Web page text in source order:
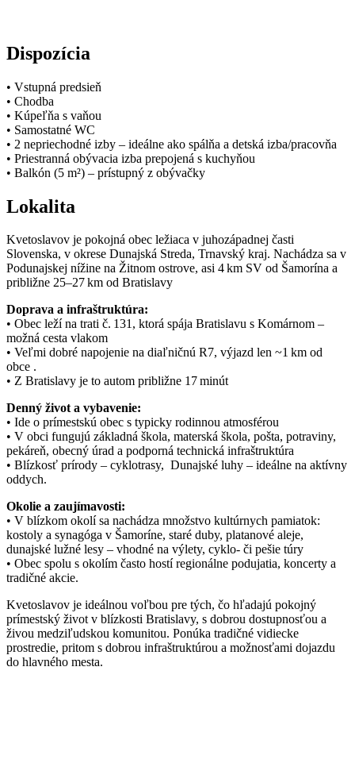
Dispozícia
• Vstupná predsieň
• Chodba
• Kúpeľňa s vaňou
• Samostatné WC
• 2 nepriechodné izby – ideálne ako spálňa a detská izba/pracovňa
• Priestranná obývacia izba prepojená s kuchyňou
• Balkón (5 m²) – prístupný z obývačky
Lokalita
Kvetoslavov je pokojná obec ležiaca v juhozápadnej časti
Slovenska, v okrese Dunajská Streda, Trnavský kraj. Nachádza sa v
Podunajskej nížine na Žitnom ostrove, asi 4 km SV od Šamorína a
približne 25–27 km od Bratislavy
Doprava a infraštruktúra:
• Obec leží na trati č. 131, ktorá spája Bratislavu s Komárnom –
možná cesta vlakom
• Veľmi dobré napojenie na diaľničnú R7, výjazd len ~1 km od
obce .
• Z Bratislavy je to autom približne 17 minút
Denný život a vybavenie:
• Ide o prímestskú obec s typicky rodinnou atmosférou
• V obci fungujú základná škola, materská škola, pošta, potraviny,
pekáreň, obecný úrad a podporná technická infraštruktúra
• Blízkosť prírody – cyklotrasy, Dunajské luhy – ideálne na aktívny
oddych.
Okolie a zaujímavosti:
• V blízkom okolí sa nachádza množstvo kultúrnych pamiatok:
kostoly a synagóga v Šamoríne, staré duby, platanové aleje,
dunajské lužné lesy – vhodné na výlety, cyklo- či pešie túry
• Obec spolu s okolím často hostí regionálne podujatia, koncerty a
tradičné akcie.
Kvetoslavov je ideálnou voľbou pre tých, čo hľadajú pokojný
prímestský život v blízkosti Bratislavy, s dobrou dostupnosťou a
živou medziľudskou komunitou. Ponúka tradičné vidiecke
prostredie, pritom s dobrou infraštruktúrou a možnosťami dojazdu
do hlavného mesta.